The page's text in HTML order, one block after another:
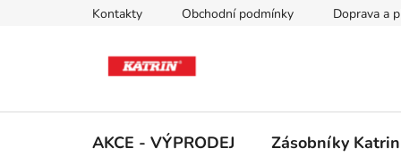
Kontakty Obchodní podmínky Doprava a
AKCE - VÝPRODEJ Zásobníky Katrin